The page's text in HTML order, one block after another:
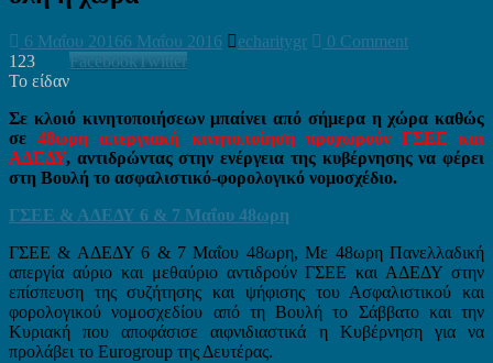
6 Μαΐου 20166 Μαΐου 2016 echaritygr
0 Comment
123
Το είδαν
FacebookTwitter
Σε κλοιό κινητοποιήσεων μπαίνει από σήμερα η χώρα καθώς
σε48ωρη απεργιακή κινητοποίηση προχωρούν ΓΣΕΕ και
ΑΔΕΔΥ, αντιδρώντας στην ενέργεια της κυβέρνησης να φέρει
στη Βουλή το ασφαλιστικό-φορολογικό νομοσχέδιο.
ΓΣΕΕ & ΑΔΕΔΥ 6 & 7 Μαΐου 48ωρη
ΓΣΕΕ & ΑΔΕΔΥ 6 & 7 Μαΐου 48ωρη, Με 48ωρη Πανελλαδική
απεργία αύριο και μεθαύριο αντιδρούν ΓΣΕΕ και ΑΔΕΔΥ στην
επίσπευση της συζήτησης και ψήφισης του Ασφαλιστικού και
φορολογικού νομοσχεδίου από τη Βουλή το Σάββατο και την
Κυριακή που αποφάσισε αιφνιδιαστικά η Κυβέρνηση για να
προλάβει το Eurogroup της Δευτέρας.